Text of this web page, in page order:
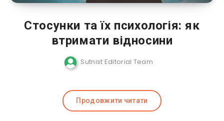
Стосунки та їх психологія: як
втримати відносини
Sutnist Editorial Team
Продовжити читати